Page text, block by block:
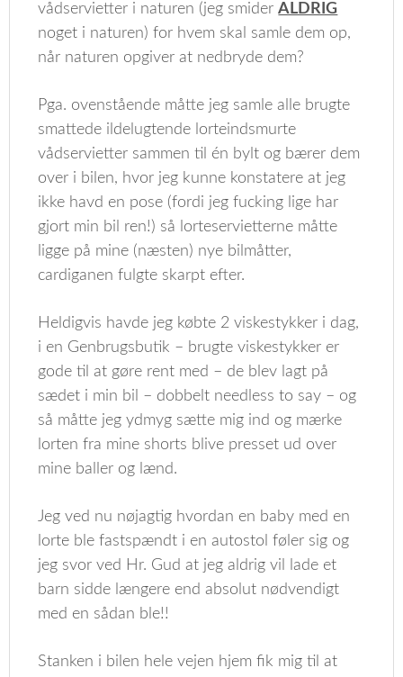
vådservietter i naturen (jeg smiderALDRIG
noget i naturen) for hvem skal samle dem op,
når naturen opgiver at nedbryde dem?
Pga. ovenstående måtte jeg samle alle brugte
smattede ildelugtende lorteindsmurte
vådservietter sammen til én bylt og bærer dem
over i bilen, hvor jeg kunne konstatere at jeg
ikke havd en pose (fordi jeg fucking lige har
gjort min bil ren!) så lorteservietterne måtte
ligge på mine (næsten) nye bilmåtter,
cardiganen fulgte skarpt efter.
Heldigvis havde jeg købte 2 viskestykker i dag,
i en Genbrugsbutik – brugte viskestykker er
gode til at gøre rent med – de blev lagt på
sædet i min bil – dobbelt needless to say – og
så måtte jeg ydmyg sætte mig ind og mærke
lorten fra mine shorts blive presset ud over
mine baller og lænd.
Jeg ved nu nøjagtig hvordan en baby med en
lorte ble fastspændt i en autostol føler sig og
jeg svor ved Hr. Gud at jeg aldrig vil lade et
barn sidde længere end absolut nødvendigt
med en sådan ble!!
Stanken i bilen hele vejen hjem fik mig til at